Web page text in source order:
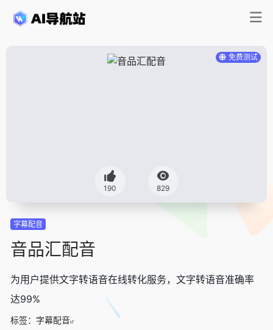
免费测试
190 829
字幕配音
音品汇配音
为用户提供文字转语音在线转化服务，文字转语音准确率
达99%
标签： 字幕配音